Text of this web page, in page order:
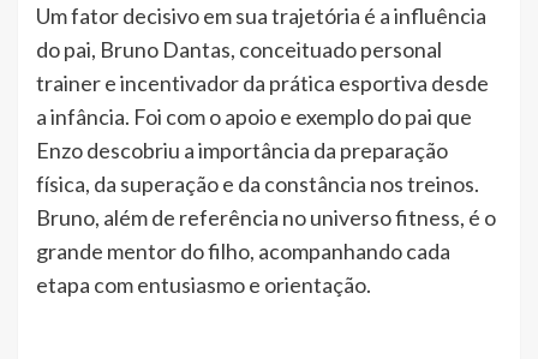
Um fator decisivo em sua trajetória é a influência
do pai, Bruno Dantas, conceituado personal
trainer e incentivador da prática esportiva desde
a infância. Foi com o apoio e exemplo do pai que
Enzo descobriu a importância da preparação
física, da superação e da constância nos treinos.
Bruno, além de referência no universo fitness, é o
grande mentor do filho, acompanhando cada
etapa com entusiasmo e orientação.